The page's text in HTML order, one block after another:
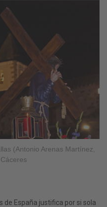
(Antonio Arenas Martínez,
de España justifica por si sola